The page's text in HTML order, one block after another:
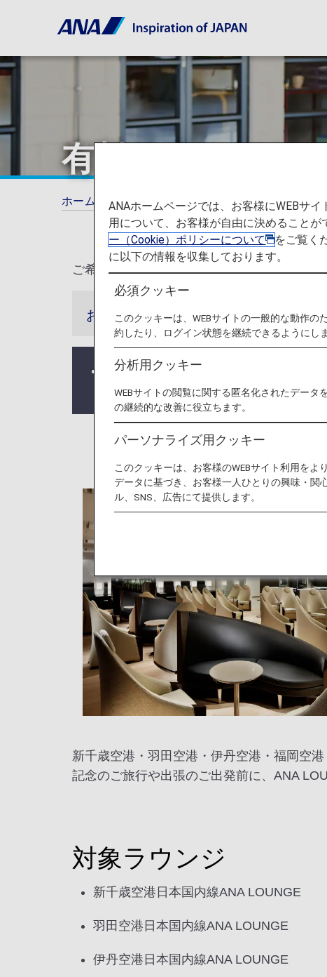
有料ラウンジサ
ホーム ご利用ガイド 有料ラウンジサービス
ご希望に応じて、対象空港のANA
お知らせ
2020年10月25日より、スターフライ
詳細は、 羽田空港におけるスターフラ
新千歳空港・羽田空港・伊丹空港・福岡空
記念のご旅行や出張のご出発前に、ANA
対象ラウンジ
新千歳空港日本国内線ANA LOUNGE
羽田空港日本国内線ANA LOUNGE
伊丹空港日本国内線ANA LOUNGE
ANAホームページでは、お客様にWEBサ
用について、お客様が自由に決めること
ー（Cookie）ポリシーについて
をご覧く
に以下の情報を収集しております。
必須クッキー
このクッキーは、WEBサイトの一般的な動作
約したり、ログイン状態を継続できるようにしま
分析用クッキー
WEBサイトの閲覧に関する匿名化されたデータ
の継続的な改善に役立ちます。
パーソナライズ用クッキー
このクッキーは、お客様のWEBサイト利用を
データに基づき、お客様一人ひとりの興味・関
ル、SNS、広告にて提供します。